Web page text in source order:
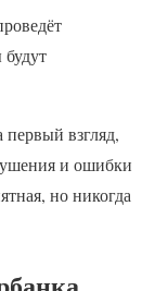
взгляд,
и ошибки
но никогда